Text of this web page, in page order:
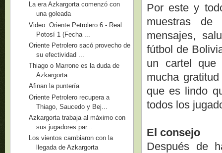
Por este y
muestras de
mensajes,
fútbol de
un cartel que
mucha
que es lindo
todos los
El consejo
Después de
La era Azkargorta comenzó con
una goleada
Video: Oriente Petrolero 6 - Real
Potosí 1 (Fecha ...
Oriente Petrolero sacó provecho de
su efectividad ...
Thiago o Marrone es la duda de
Azkargorta
Afinan la puntería
Oriente Petrolero recupera a
Thiago, Saucedo y Bej...
Azkargorta trabaja al máximo con
sus jugadores par...
Los vientos cambiaron con la
llegada de Azkargorta